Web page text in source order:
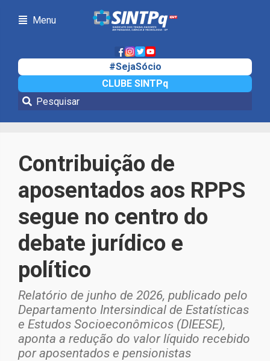
Menu
#SejaSócio
CLUBE SINTPq
Notícias
Contribuição de
aposentados aos RPPS
segue no centro do
debate jurídico e
político
Relatório de junho de 2026, publicado pelo
Departamento Intersindical de Estatísticas
e Estudos Socioeconômicos (DIEESE),
aponta a redução do valor líquido recebido
por aposentados e pensionistas